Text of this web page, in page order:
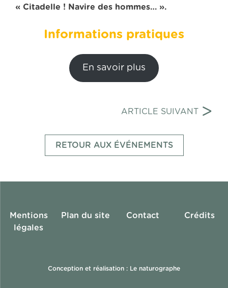
« Citadelle ! Navire des hommes… ».
Informations pratiques
En savoir plus
l’article
ARTICLE SUIVANT >
RETOUR AUX ÉVÉNEMENTS
Mentions
légales
Plan du site Contact Crédits
Conception et réalisation : Le naturographe